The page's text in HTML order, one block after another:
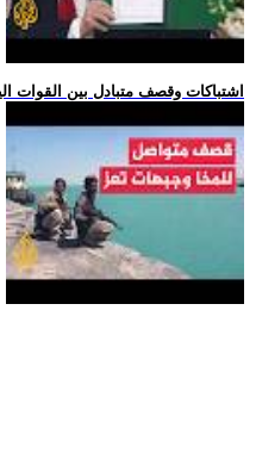
.. اشتباكات وقصف متبادل بين القوات